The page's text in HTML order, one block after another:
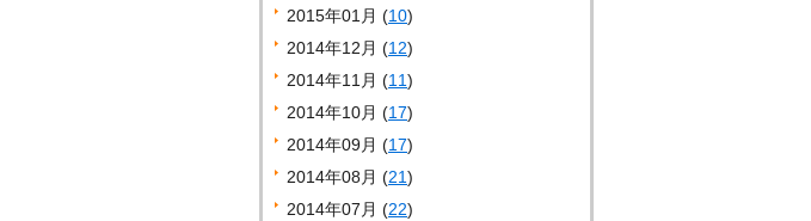
2015年01月 (10)
2014年12月 (12)
2014年11月 (11)
2014年10月 (17)
2014年09月 (17)
2014年08月 (21)
2014年07月 (22)